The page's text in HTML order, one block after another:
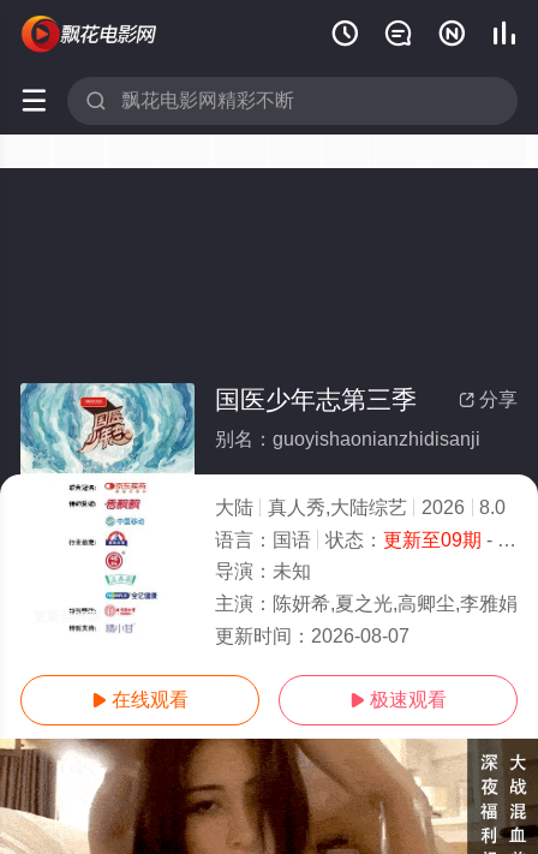
   
 
更新至09期
 分享
国医少年志第三季
别名：guoyishaonianzhidisanji
大陆 真人秀,大陆综艺 2026
8.0
语言： 国语 状态： 更新至09期 - 免费在线观看
导演： 未知
主演： 陈妍希,夏之光,高卿尘,李雅娟
更新时间： 2026-08-07
 在线观看  极速观看